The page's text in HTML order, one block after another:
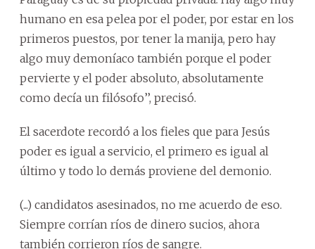
humano en esa pelea por el poder, por estar en los
primeros puestos, por tener la manija, pero hay
algo muy demoníaco también porque el poder
pervierte y el poder absoluto, absolutamente
como decía un filósofo’’, precisó.
El sacerdote recordó a los fieles que para Jesús
poder es igual a servicio, el primero es igual al
último y todo lo demás proviene del demonio.
(...) candidatos asesinados, no me acuerdo de eso.
Siempre corrían ríos de dinero sucios, ahora
también corrieron ríos de sangre.